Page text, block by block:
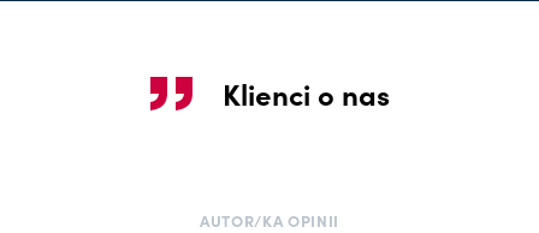
Klienci o nas
AUTOR/KA OPINII